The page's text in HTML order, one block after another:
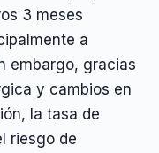
3 meses
a
embargo, gracias
y cambios en
la tasa de
riesgo de